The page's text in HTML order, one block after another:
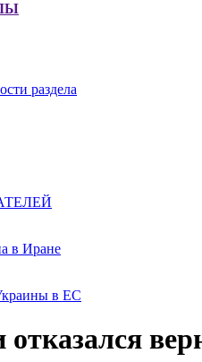
раздела
в Иране
в ЕС